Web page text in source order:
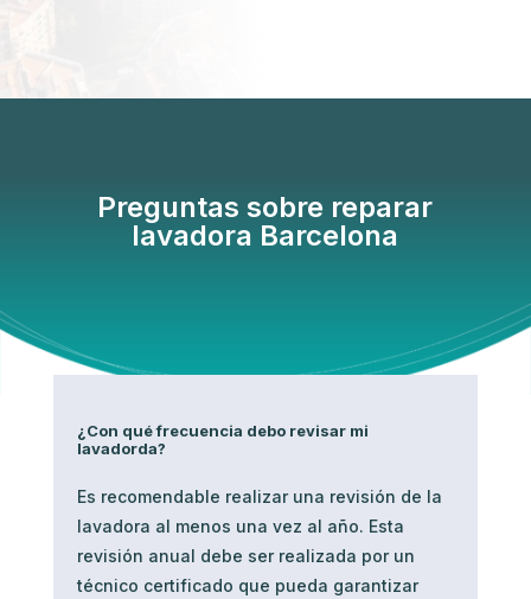
Preguntas sobre reparar
lavadora Barcelona
¿Con qué frecuencia debo revisar mi
lavadorda?
Es recomendable realizar una revisión de la
lavadora al menos una vez al año. Esta
revisión anual debe ser realizada por un
técnico certificado que pueda garantizar